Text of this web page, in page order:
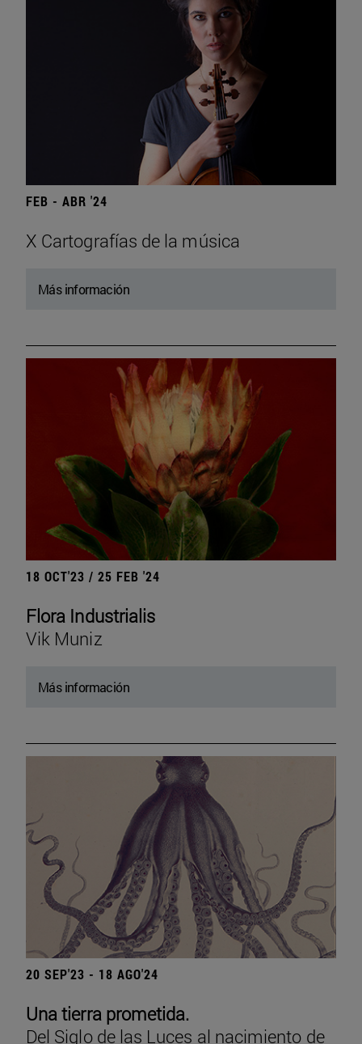
FEB - ABR '24
X Cartografías de la música
Más información
18 OCT'23 / 25 FEB '24
Flora Industrialis
Vik Muniz
Más información
20 SEP'23 - 18 AGO'24
Una tierra prometida.
Del Siglo de las Luces al nacimiento de